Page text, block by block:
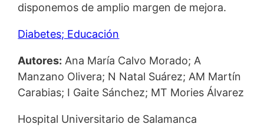
disponemos de amplio margen de mejora.
Diabetes; Educación
Autores: Ana María Calvo Morado; A
Manzano Olivera; N Natal Suárez; AM Martín
Carabias; I Gaite Sánchez; MT Mories Álvarez
Hospital Universitario de Salamanca